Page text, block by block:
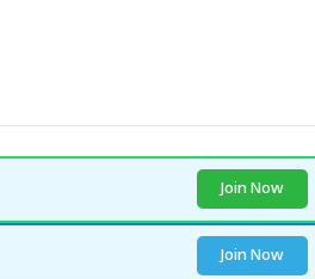
Join Now
Join Now